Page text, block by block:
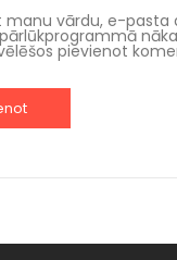
manu vārdu, e-pasta
pievienot